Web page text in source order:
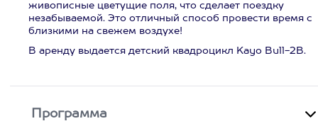
живописные цветущие поля, что сделает поездку
незабываемой. Это отличный способ провести время с
близкими на свежем воздухе!
В аренду выдается детский квадроцикл Kayo Bull-2B.
Программа